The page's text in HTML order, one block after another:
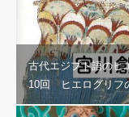
古代エジプト語のヒ
10回 ヒエログリフ